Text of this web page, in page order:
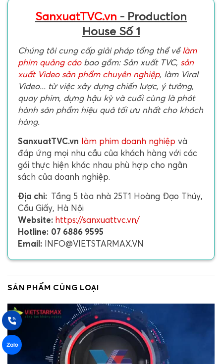
SanxuatTVC.vn - Production
House Số 1
Chúng tôi cung cấp giải pháp tổng thể vềlàm
phim quảng cáobao gồm: Sản xuất TVC, sản
xuất Video sản phẩm chuyên nghiệp, làm Viral
Video... từ việc xây dựng chiến lược, ý tưởng,
quay phim, dựng hậu kỳ và cuối cùng là phát
hành sản phẩm hiệu quả tối ưu nhất cho khách
hàng.
SanxuatTVC.vn làm phim doanh nghiệp và
đáp ứng mọi nhu cầu của khách hàng với các
gói thực hiện khác nhau phù hợp cho ngân
sách của doanh nghiệp.
Địa chỉ: Tầng 5 tòa nhà 25T1 Hoàng Đạo Thúy,
Cầu Giấy, Hà Nội
Website: https://sanxuattvc.vn/
Hotline: 07 6886 9595
Email: INFO@VIETSTARMAX.VN
SẢN PHẨM CÙNG LOẠI